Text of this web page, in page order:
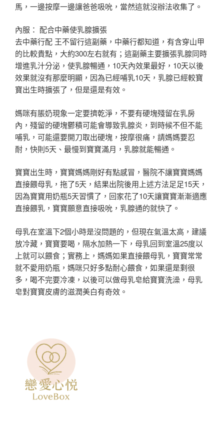
馬，一邊按摩一邊讓爸爸吸吮，當然這就沒辦法收集了。
內服： 配合中藥使乳腺擴張
去中藥行配 王不留行這副藥，中藥行都知道，有含穿山甲
的比較貴點，大約300左右就有；這副藥主要擴張乳腺同時
增進乳汁分泌，使乳腺暢通，10天內效果最好，10天以後
效果就沒有那麼明顯，因為已經哺乳10天，乳腺已經較寶
寶出生時擴張了，但是還是有效。
媽咪有脹奶現象一定要擠乾淨，不要有硬塊殘留在乳房
內，殘留的硬塊鬱積可能會導致乳腺炎，到時候不但不能
哺乳，可能還要開刀取出硬塊，按摩很痛，請媽媽要忍
耐，快則5天、最慢到寶寶滿月，乳腺就能暢通。
寶寶出生時，寶寶媽媽剛好有點感冒，醫院不讓寶寶媽媽
直接餵母乳，拖了5天，結果出院後用上述方法足足15天，
因為寶寶用奶瓶5天習慣了，回家花了10天讓寶寶漸漸適應
直接餵乳，寶寶願意直接吸吮，乳腺通的就快了。
母乳在室溫下2個小時是沒問題的，但現在氣溫太高，建議
放冷藏，寶寶要喝，隔水加熱一下，母乳回到室溫25度以
上就可以餵食；實務上，媽媽如果直接餵母乳，寶寶常常
就不愛用奶瓶，媽咪只好多點耐心餵食，如果還是剩很
多，喝不完要冷凍，以後可以做母乳皂給寶寶洗澡，母乳
皂對寶寶皮膚的滋潤美白有奇效。